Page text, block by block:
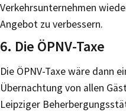
Verkehrsunternehmen
Angebot zu verbessern.
6. Die ÖPNV-Taxe
Die ÖPNV-Taxe wäre dann
Übernachtung von allen
Leipziger